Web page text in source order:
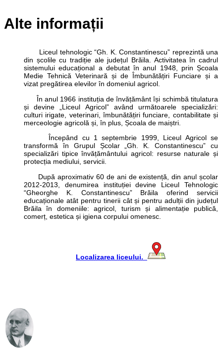
Alte informații
Liceul tehnologic “Gh. K. Constantinescu” reprezintă una
din școlile cu tradiție ale județul Brăila. Activitatea în cadrul
sistemului educațional a debutat în anul 1948, prin Școala
Medie Tehnică Veterinară și de Îmbunătățiri Funciare și a
vizat pregătirea elevilor în domeniul agricol.
În anul 1966 instituția de învățământ își schimbă titulatura
și devine „Liceul Agricol” având următoarele specializări:
culturi irigate, veterinari, îmbunătățiri funciare, contabilitate și
merceologie agricolă și, în plus, Școala de maiștri.
Începând cu 1 septembrie 1999, Liceul Agricol se
transformă în Grupul Școlar „Gh. K. Constantinescu” cu
specializări tipice învățământului agricol: resurse naturale și
protecția mediului, servicii.
După aproximativ 60 de ani de existență, din anul școlar
2012-2013, denumirea instituției devine Liceul Tehnologic
“Gheorghe K. Constantinescu” Brăila oferind servicii
educaționale atât pentru tinerii cât și pentru adulții din județul
Brăila în domeniile: agricol, turism și alimentație publică,
comerț, estetica și igiena corpului omenesc.
Localizarea liceului.